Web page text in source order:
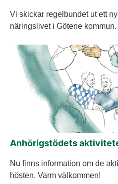
Vi skickar regelbundet ut ett
näringslivet i Götene
Anhörigstödets
Nu finns information om de
hösten. Varm välkommen!